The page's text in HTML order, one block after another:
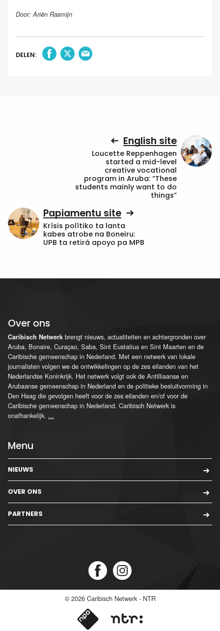
Door: Ariën Rasmijn
DELEN:
English site
Loucette Reppenhagen
started a mid-level
creative vocational
program in Aruba: “These
students mainly want to do
things”
Papiamentu site
Krísis polítiko ta lanta
kabes atrobe na Boneiru:
UPB ta retirá apoyo pa MPB
Over ons
Caribisch Netwerk brengt nieuws, actualiteiten en achtergronden over
Aruba, Bonaire, Curaçao, Saba, Sint Eustatius en Sint Maarten en de
Caribische gemeenschap in Nederland. Met een netwerk van lokale
journalisten volgen we de ontwikkelingen op de zes eilanden van het
Nederlandse Koninkrijk. Het netwerk volgt ook de Antilliaanse en
Arubaanse gemeenschap in Nederland en de politieke besluitvorming in
Den Haag die gevolgen heeft voor de zes eilanden en/of voor de
Caribische gemeenschap in Nederland. Caribisch Netwerk is
onafhankelijk. ...
Menu
NIEUWS
OVER ONS
PARTNERS
© 2026 Caribisch Netwerk - NTR